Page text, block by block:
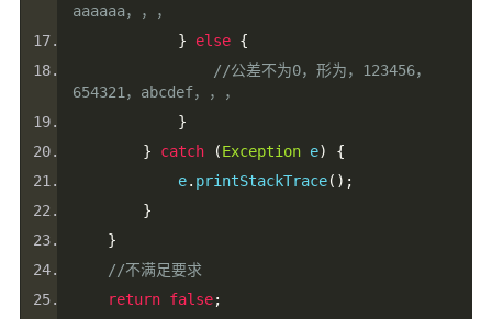
aaaaaa，，，
}
else {
//公差不为0，形为，123456，
654321，abcdef，，，
}
}
catch (Exception e)
{
e. printStackTrace();
}
}
//不满足要求
return false;